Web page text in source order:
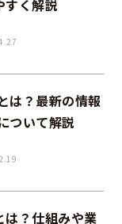
すく解説
は？最新の情報
ついて解説
は？仕組みや業